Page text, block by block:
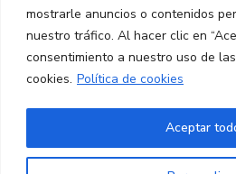
mostrarle anuncios o contenidos
nuestro tráfico. Al hacer clic en
consentimiento a nuestro uso de las
cookies. Política de cookies
Aceptar
Ed. K2M (Planta 1,
C/ Jordi Girona
08034 Barcelona
+34 93 405 44